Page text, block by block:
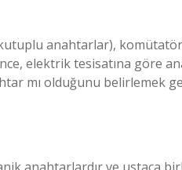
anahtarlar),
elektrik tesisatına göre
mı olduğunu belirlemek